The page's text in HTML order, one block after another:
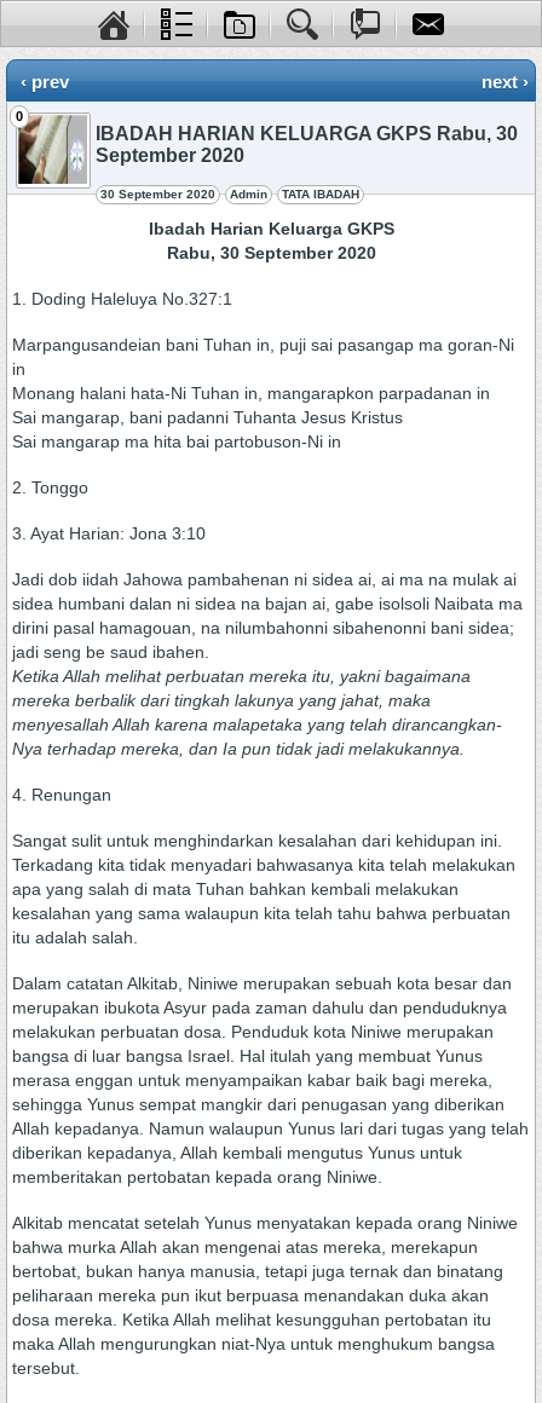
‹ prev next ›
0
IBADAH HARIAN KELUARGA GKPS Rabu, 30
September 2020
30 September 2020 Admin TATA IBADAH
Ibadah Harian Keluarga GKPS
Rabu, 30 September 2020
1. Doding Haleluya No.327:1
Marpangusandeian bani Tuhan in, puji sai pasangap ma goran-Ni
in
Monang halani hata-Ni Tuhan in, mangarapkon parpadanan in
Sai mangarap, bani padanni Tuhanta Jesus Kristus
Sai mangarap ma hita bai partobuson-Ni in
2. Tonggo
3. Ayat Harian: Jona 3:10
Jadi dob iidah Jahowa pambahenan ni sidea ai, ai ma na mulak ai
sidea humbani dalan ni sidea na bajan ai, gabe isolsoli Naibata ma
dirini pasal hamagouan, na nilumbahonni sibahenonni bani sidea;
jadi seng be saud ibahen.
Ketika Allah melihat perbuatan mereka itu, yakni bagaimana
mereka berbalik dari tingkah lakunya yang jahat, maka
menyesallah Allah karena malapetaka yang telah dirancangkan-
Nya terhadap mereka, dan Ia pun tidak jadi melakukannya.
4. Renungan
Sangat sulit untuk menghindarkan kesalahan dari kehidupan ini.
Terkadang kita tidak menyadari bahwasanya kita telah melakukan
apa yang salah di mata Tuhan bahkan kembali melakukan
kesalahan yang sama walaupun kita telah tahu bahwa perbuatan
itu adalah salah.
Dalam catatan Alkitab, Niniwe merupakan sebuah kota besar dan
merupakan ibukota Asyur pada zaman dahulu dan penduduknya
melakukan perbuatan dosa. Penduduk kota Niniwe merupakan
bangsa di luar bangsa Israel. Hal itulah yang membuat Yunus
merasa enggan untuk menyampaikan kabar baik bagi mereka,
sehingga Yunus sempat mangkir dari penugasan yang diberikan
Allah kepadanya. Namun walaupun Yunus lari dari tugas yang telah
diberikan kepadanya, Allah kembali mengutus Yunus untuk
memberitakan pertobatan kepada orang Niniwe.
Alkitab mencatat setelah Yunus menyatakan kepada orang Niniwe
bahwa murka Allah akan mengenai atas mereka, merekapun
bertobat, bukan hanya manusia, tetapi juga ternak dan binatang
peliharaan mereka pun ikut berpuasa menandakan duka akan
dosa mereka. Ketika Allah melihat kesungguhan pertobatan itu
maka Allah mengurungkan niat-Nya untuk menghukum bangsa
tersebut.